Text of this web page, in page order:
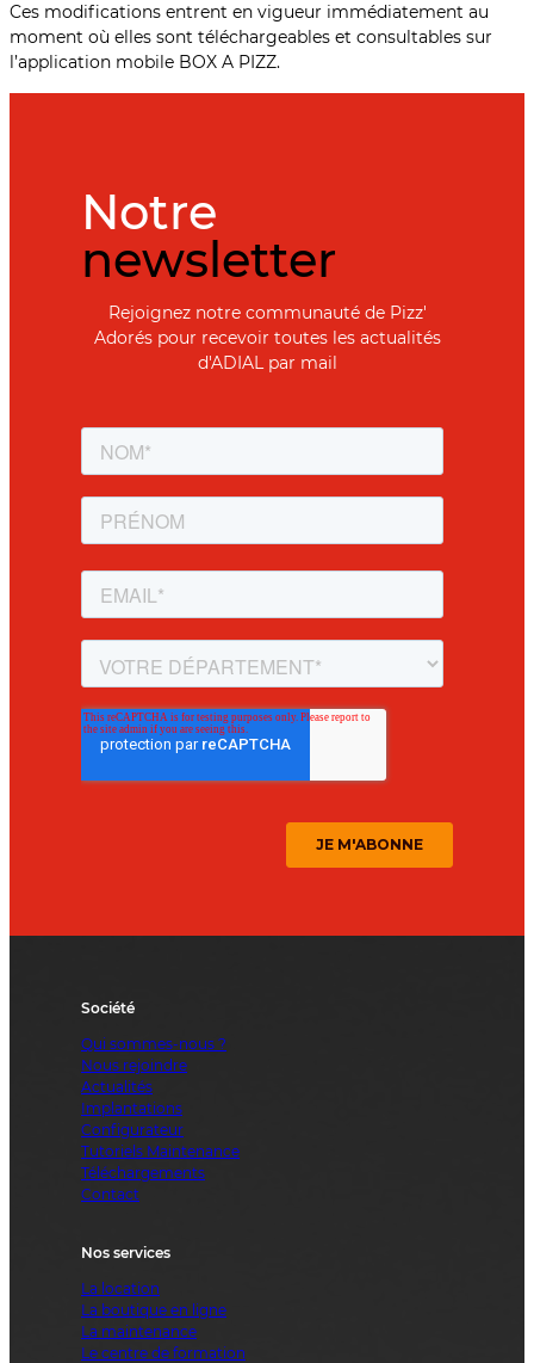
Ces modifications entrent en vigueur immédiatement au
moment où elles sont téléchargeables et consultables sur
l’application mobile BOX A PIZZ.
Notre
newsletter
Rejoignez notre communauté de Pizz'
Adorés pour recevoir toutes les actualités
d'ADIAL par mail
Société
Qui sommes-nous ?
Nous rejoindre
Actualités
Implantations
Configurateur
Tutoriels Maintenance
Téléchargements
Contact
Nos services
La location
La boutique en ligne
La maintenance
Le centre de formation